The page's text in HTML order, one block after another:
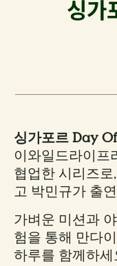
싱
싱가포르 Day
이와일드라이프
협업한 시리즈로,
고 박민규가 출
가벼운 미션과
험을 통해 만다
하루를 함께하세